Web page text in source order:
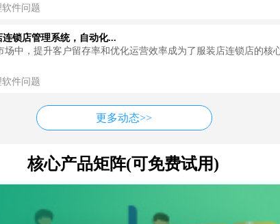
件问题
锁店管理系统，自动化...
场中，提升客户留存率和优化运营效率成为了服装店连锁店的核
件问题
更多动态>>
核心产品矩阵(可免费试用)